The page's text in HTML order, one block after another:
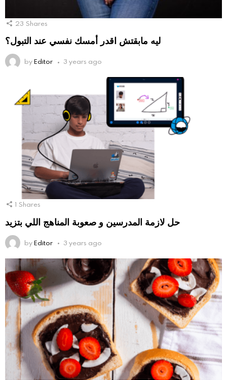
23 Shares
ليه مابقتش اقدر أمسك نفسي عند التبول؟
byEditor 3 years ago
1 Shares
حل لازمة المدرسين و صعوبة المناهج اللي بتزيد
byEditor 3 years ago